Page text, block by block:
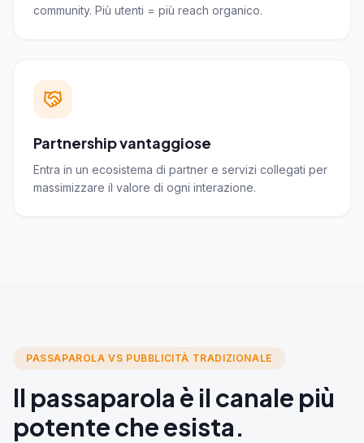
community. Più utenti = più reach organico.
Partnership vantaggiose
Entra in un ecosistema di partner e servizi collegati per
massimizzare il valore di ogni interazione.
PASSAPAROLA VS PUBBLICITÀ TRADIZIONALE
Il passaparola è il canale più
potente che esista.